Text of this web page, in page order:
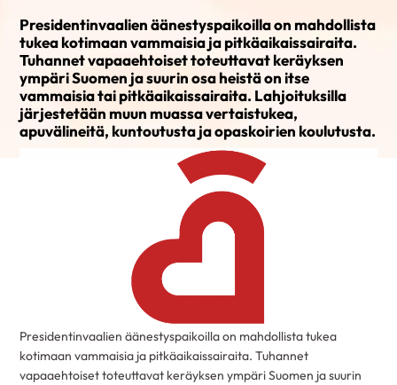
Presidentinvaalien äänestyspaikoilla on mahdollista
tukea kotimaan vammaisia ja pitkäaikaissairaita.
Tuhannet vapaaehtoiset toteuttavat keräyksen
ympäri Suomen ja suurin osa heistä on itse
vammaisia tai pitkäaikaissairaita. Lahjoituksilla
järjestetään muun muassa vertaistukea,
apuvälineitä, kuntoutusta ja opaskoirien koulutusta.
Presidentinvaalien äänestyspaikoilla on mahdollista tukea
kotimaan vammaisia ja pitkäaikaissairaita. Tuhannet
vapaaehtoiset toteuttavat keräyksen ympäri Suomen ja suurin